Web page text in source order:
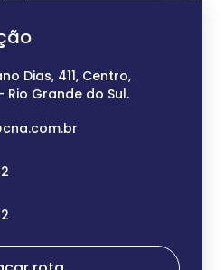
Dias, 411, Centro,
Rio Grande do Sul.